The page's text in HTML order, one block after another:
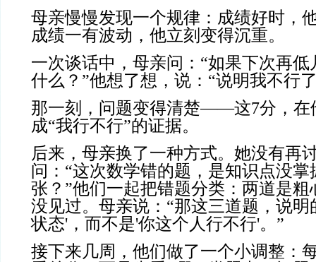
母亲慢慢发现一个规律：成绩好时，
成绩一有波动，他立刻变得沉重。
一次谈话中，母亲问：“如果下次再
什么？”他想了想，说：“说明我不行
那一刻，问题变得清楚——这7分，在
成“我行不行”的证据。
后来，母亲换了一种方式。她没有再
问：“这次数学错的题，是知识点没
张？”他们一起把错题分类：两道是
没见过。母亲说：“那这三道题，说明
状态'，而不是'你这个人行不行'。”
接下来几周，他们做了一个小调整：